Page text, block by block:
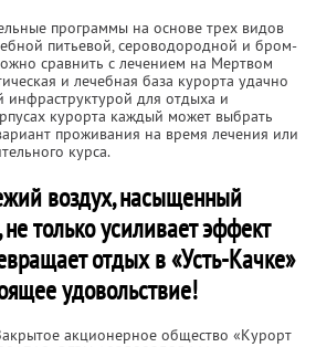
программы на основе трех видов
питьевой, сероводородной и бром-
сравнить с лечением на Мертвом
и лечебная база курорта удачно
для отдыха и
курорта каждый может выбрать
проживания на время лечения или
курса.
воздух, насыщенный
только усиливает эффект
отдых в «Усть-Качке»
удовольствие!
акционерное общество «Курорт